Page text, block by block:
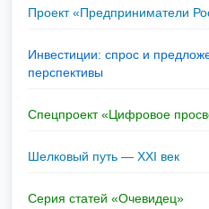
Проект «Предприниматели
Инвестиции: спрос и
перспективы
Спецпроект «Цифровое
Шелковый путь — XXI век
Серия статей «Очевидец»